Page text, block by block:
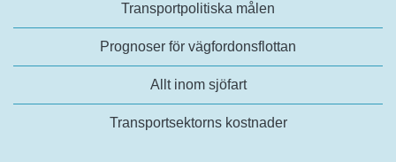
Transportpolitiska målen
Prognoser för vägfordonsflottan
Allt inom sjöfart
Transportsektorns kostnader